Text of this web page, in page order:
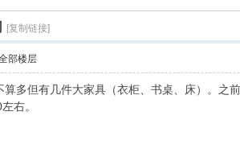
[复制链接]
部楼层
多但有几件大家具（衣柜、书桌、床）。
右。